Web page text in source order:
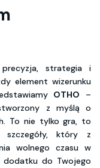
strategia i
element wizerunku
OTHO –
z myślą o
To nie tylko gra, to
który z
wolnego czasu w
dodatku do Twojego